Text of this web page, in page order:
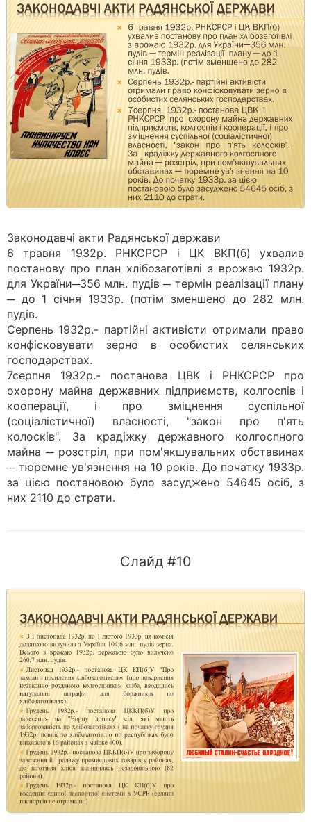
Законодавчі акти Радянської держави
6 травня 1932р. РНКСРСР і ЦК ВКП(б) ухвалив
постанову про план хлібозаготівлі з врожаю 1932р.
для України─356 млн. пудів ─ термін реалізації плану
─ до 1 січня 1933р. (потім зменшено до 282 млн.
пудів.
Серпень 1932р.- партійні активісти отримали право
конфісковувати зерно в особистих селянських
господарствах.
7серпня 1932р.- постанова ЦВК і РНКСРСР про
охорону майна державних підприємств, колгоспів і
кооперації, і про зміцнення суспільної
(соціалістичної) власності, "закон про п'ять
колосків". За крадіжку державного колгоспного
майна ─ розстріл, при пом'якшувальних обставинах
─ тюремне ув'язнення на 10 років. До початку 1933р.
за цією постановою було засуджено 54645 осіб, з
них 2110 до страти.
Слайд #10